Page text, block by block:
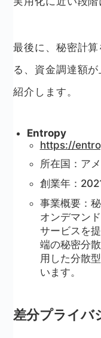
最後に、秘密計
る、資金調達額
紹介します。
Entropy
https://
所在国：ア
創業年：
事業概要：
オンデマン
サービスを
端の秘密分
用した分散
います。
差分プライバ